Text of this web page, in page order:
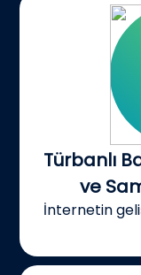
Türbanlı
ve
İnternetin